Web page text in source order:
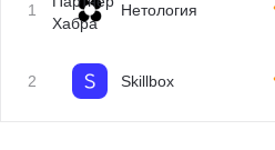
1 Нетология
2 Skillbox